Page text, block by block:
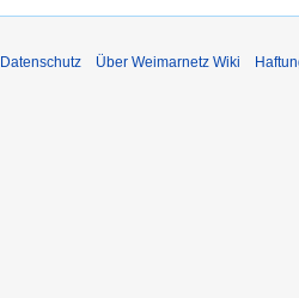
Datenschutz Über Weimarnetz Wiki